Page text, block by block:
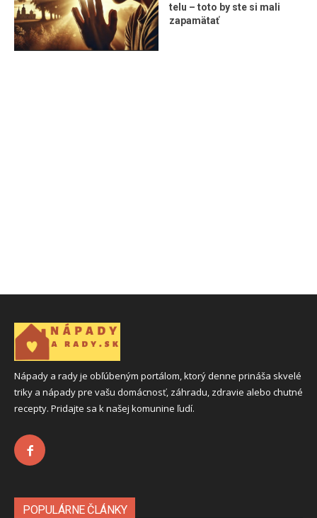
telu – toto by ste si mali
zapamätať
Nápady a rady je obľúbeným portálom, ktorý denne prináša skvelé
triky a nápady pre vašu domácnosť, záhradu, zdravie alebo chutné
recepty. Pridajte sa k našej komunine ľudí.
POPULÁRNE ČLÁNKY